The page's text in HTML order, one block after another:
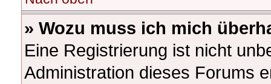
» Wozu muss ich mich
Eine Registrierung ist nicht
Administration dieses Forums